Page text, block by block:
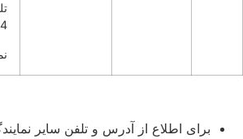
نمابر:
برای اطلاع از آدرس و تلفن سایر